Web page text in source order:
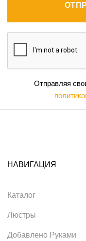
Отправляя
НАВИГАЦИЯ
Каталог
Люстры
Добавлено Руками